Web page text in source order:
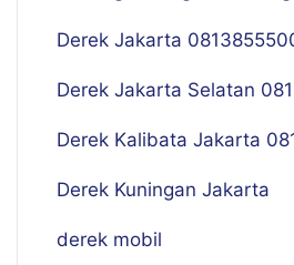
Derek Jakarta
Derek Jakarta Selatan
Derek Kalibata Jakarta
Derek Kuningan Jakarta
derek mobil